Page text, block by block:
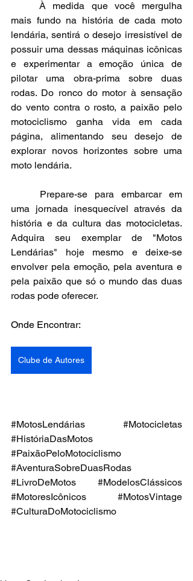
À medida que você mergulha
mais fundo na história de cada moto
lendária, sentirá o desejo irresistível de
possuir uma dessas máquinas icônicas
e experimentar a emoção única de
pilotar uma obra-prima sobre duas
rodas. Do ronco do motor à sensação
do vento contra o rosto, a paixão pelo
motociclismo ganha vida em cada
página, alimentando seu desejo de
explorar novos horizontes sobre uma
moto lendária.
Prepare-se para embarcar em
uma jornada inesquecível através da
história e da cultura das motocicletas.
Adquira seu exemplar de "Motos
Lendárias" hoje mesmo e deixe-se
envolver pela emoção, pela aventura e
pela paixão que só o mundo das duas
rodas pode oferecer.
Onde Encontrar:
Clube de Autores
#MotosLendárias
#Motocicletas
#HistóriaDasMotos
#PaixãoPeloMotociclismo
#AventuraSobreDuasRodas
#LivroDeMotos
#ModelosClássicos
#MotoresIcônicos
#MotosVintage
#CulturaDoMotociclismo